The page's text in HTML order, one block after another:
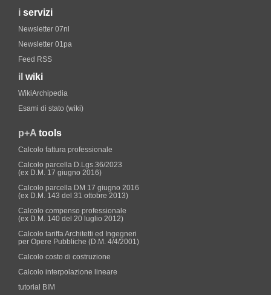
i servizi
Newsletter 07nl
Newsletter 01pa
Feed RSS
il wiki
WikiArchipedia
Esami di stato (wiki)
p+A tools
Calcolo fattura professionale
Calcolo parcella D.Lgs.36/2023
(ex D.M. 17 giugno 2016)
Calcolo parcella DM 17 giugno 2016
(ex D.M. 143 del 31 ottobre 2013)
Calcolo compenso professionale
(ex D.M. 140 del 20 luglio 2012)
Calcolo tariffa Architetti ed Ingegneri
per Opere Pubbliche (D.M. 4/4/2001)
Calcolo costo di costruzione
Calcolo interpolazione lineare
tutorial BIM